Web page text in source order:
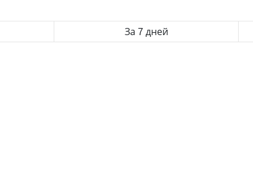
За 7 дней